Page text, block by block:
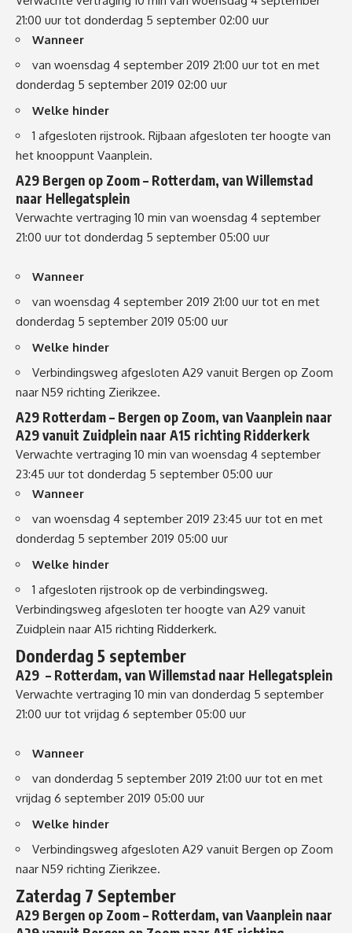
21:00 uur tot donderdag 5 september 02:00 uur
Wanneer
van woensdag 4 september 2019 21:00 uur tot en met
donderdag 5 september 2019 02:00 uur
Welke hinder
1 afgesloten rijstrook. Rijbaan afgesloten ter hoogte van
het knooppunt Vaanplein.
A29 Bergen op Zoom – Rotterdam, vanWillemstad
naar Hellegatsplein
Verwachte vertraging 10 min van woensdag 4 september
21:00 uur tot donderdag 5 september 05:00 uur
Wanneer
van woensdag 4 september 2019 21:00 uur tot en met
donderdag 5 september 2019 05:00 uur
Welke hinder
Verbindingsweg afgesloten A29 vanuit Bergen op Zoom
naar N59 richting Zierikzee.
A29 Rotterdam – Bergen op Zoom, vanVaanplein naar
A29 vanuit Zuidplein naar A15 richting Ridderkerk
Verwachte vertraging 10 min van woensdag 4 september
23:45 uur tot donderdag 5 september 05:00 uur
Wanneer
van woensdag 4 september 2019 23:45 uur tot en met
donderdag 5 september 2019 05:00 uur
Welke hinder
1 afgesloten rijstrook op de verbindingsweg.
Verbindingsweg afgesloten ter hoogte van A29 vanuit
Zuidplein naar A15 richting Ridderkerk.
Donderdag 5 september
A29 – Rotterdam, vanWillemstad naar Hellegatsplein
Verwachte vertraging 10 min van donderdag 5 september
21:00 uur tot vrijdag 6 september 05:00 uur
Wanneer
van donderdag 5 september 2019 21:00 uur tot en met
vrijdag 6 september 2019 05:00 uur
Welke hinder
Verbindingsweg afgesloten A29 vanuit Bergen op Zoom
naar N59 richting Zierikzee.
Zaterdag 7 September
A29 Bergen op Zoom – Rotterdam, vanVaanplein naar